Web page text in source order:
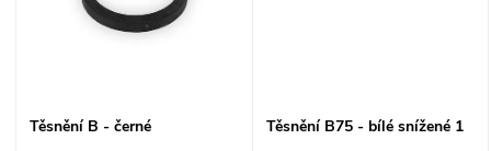
Těsnění B - černé Těsnění B75 - bílé snížené 1